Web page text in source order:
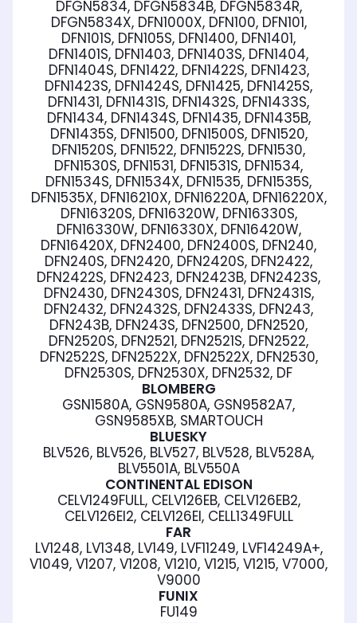
DFGN5834, DFGN5834B, DFGN5834R,
DFGN5834X, DFN1000X, DFN100, DFN101,
DFN101S, DFN105S, DFN1400, DFN1401,
DFN1401S, DFN1403, DFN1403S, DFN1404,
DFN1404S, DFN1422, DFN1422S, DFN1423,
DFN1423S, DFN1424S, DFN1425, DFN1425S,
DFN1431, DFN1431S, DFN1432S, DFN1433S,
DFN1434, DFN1434S, DFN1435, DFN1435B,
DFN1435S, DFN1500, DFN1500S, DFN1520,
DFN1520S, DFN1522, DFN1522S, DFN1530,
DFN1530S, DFN1531, DFN1531S, DFN1534,
DFN1534S, DFN1534X, DFN1535, DFN1535S,
DFN1535X, DFN16210X, DFN16220A, DFN16220X,
DFN16320S, DFN16320W, DFN16330S,
DFN16330W, DFN16330X, DFN16420W,
DFN16420X, DFN2400, DFN2400S, DFN240,
DFN240S, DFN2420, DFN2420S, DFN2422,
DFN2422S, DFN2423, DFN2423B, DFN2423S,
DFN2430, DFN2430S, DFN2431, DFN2431S,
DFN2432, DFN2432S, DFN2433S, DFN243,
DFN243B, DFN243S, DFN2500, DFN2520,
DFN2520S, DFN2521, DFN2521S, DFN2522,
DFN2522S, DFN2522X, DFN2522X, DFN2530,
DFN2530S, DFN2530X, DFN2532, DF
BLOMBERG
GSN1580A, GSN9580A, GSN9582A7,
GSN9585XB, SMARTOUCH
BLUESKY
BLV526, BLV526, BLV527, BLV528, BLV528A,
BLV5501A, BLV550A
CONTINENTAL EDISON
CELV1249FULL, CELV126EB, CELV126EB2,
CELV126EI2, CELV126EI, CELL1349FULL
FAR
LV1248, LV1348, LV149, LVF11249, LVF14249A+,
V1049, V1207, V1208, V1210, V1215, V1215, V7000,
V9000
FUNIX
FU149